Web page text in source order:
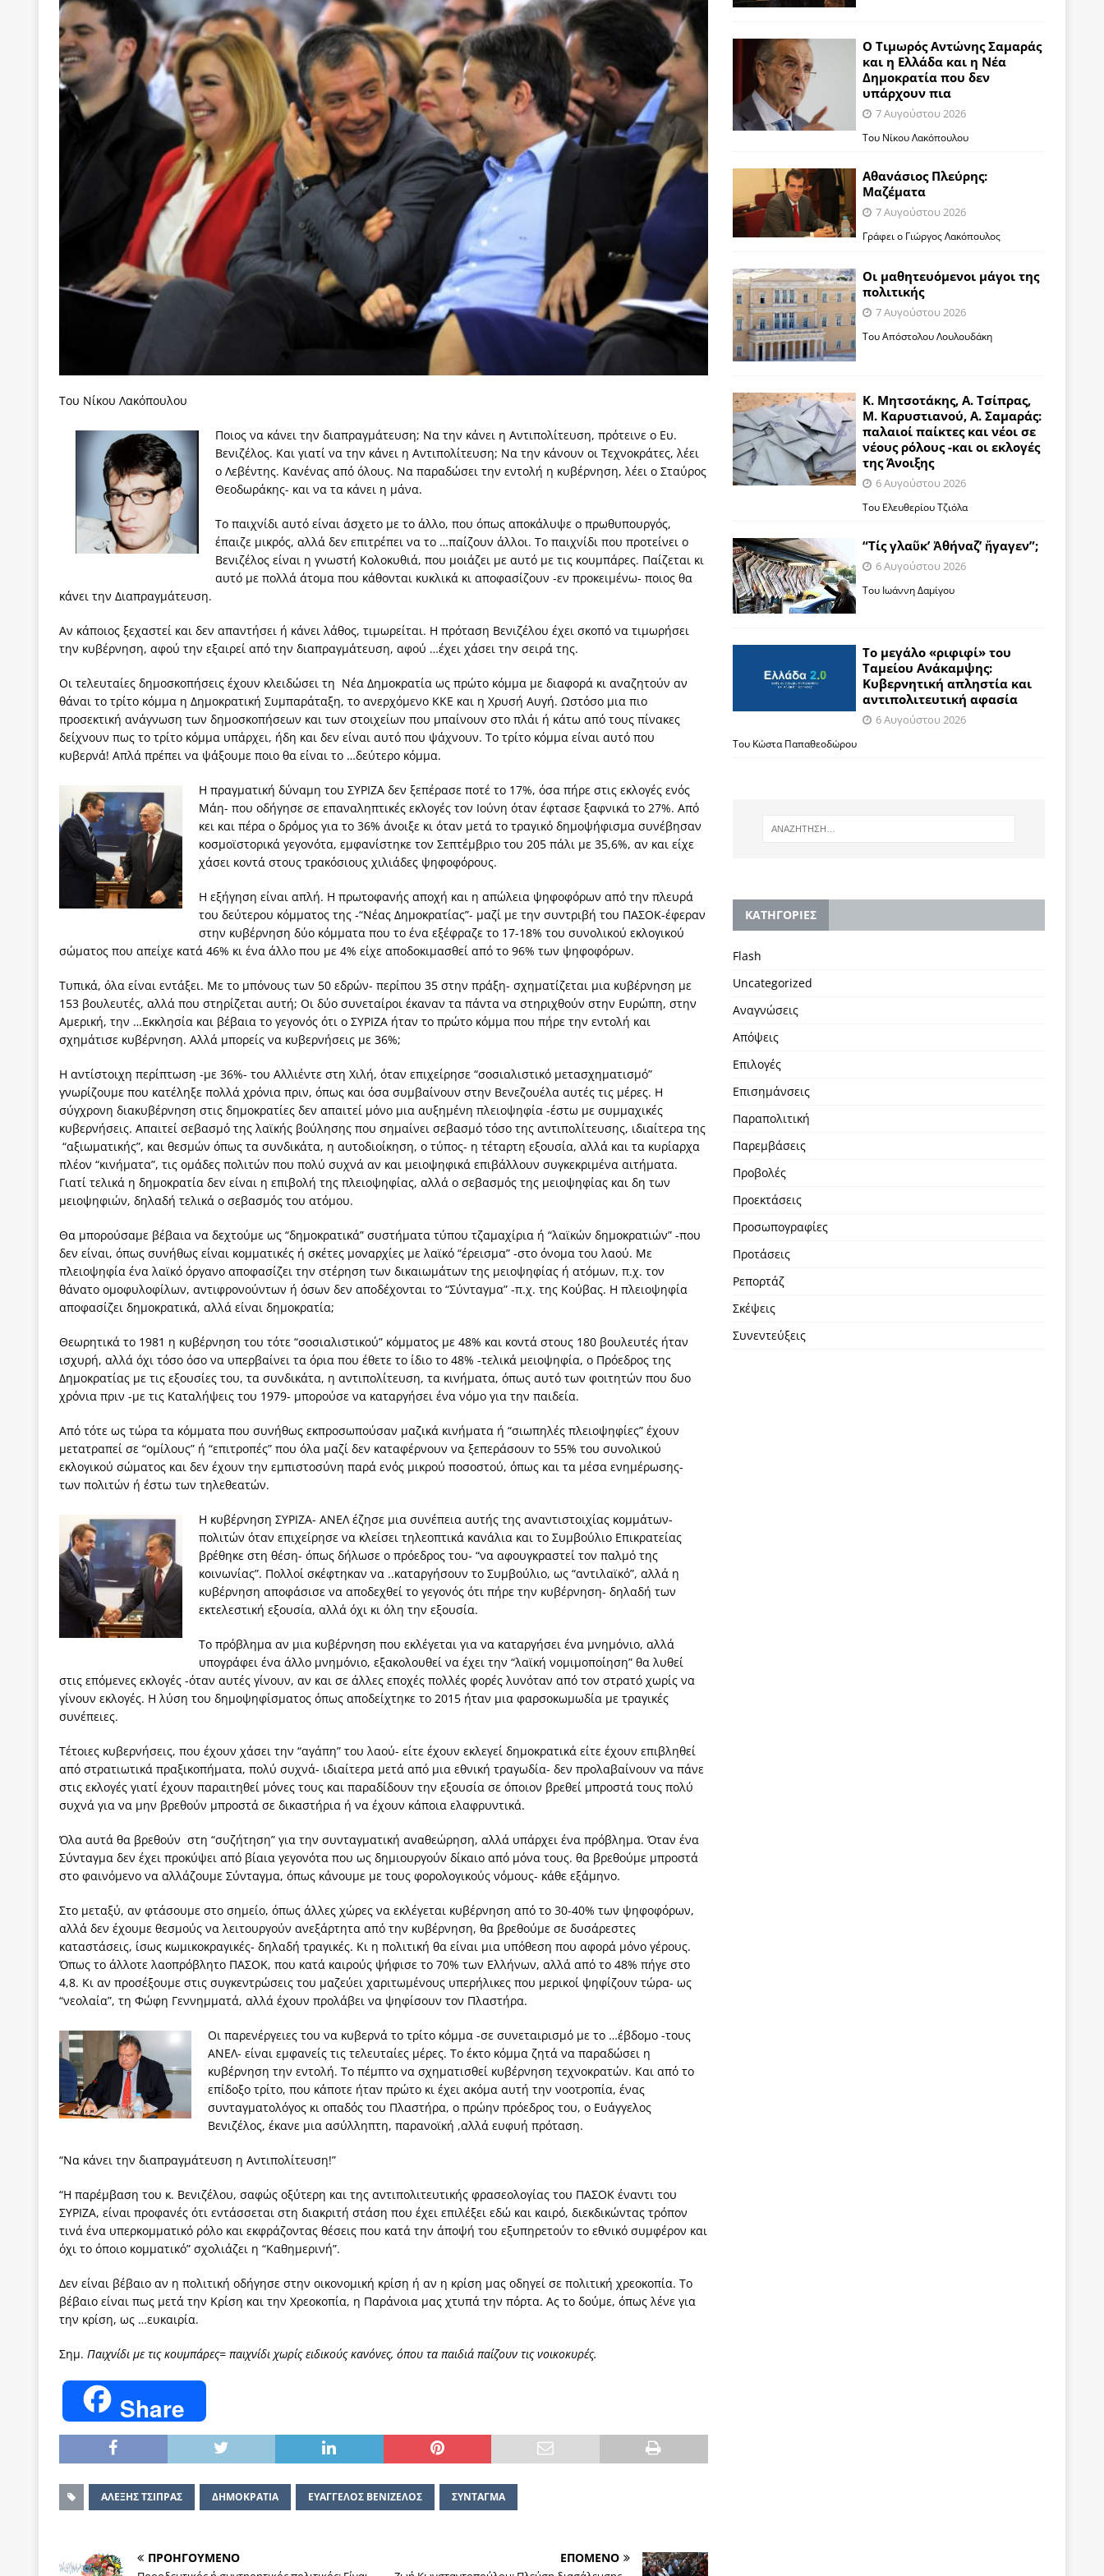
[ 22 Μαΐου 2020 ] Μακάριος Λαζαρίδης: Έργο!
ΠΡΟΣΩΠΟΓΡΑΦΙΕΣ
[ 7 Αυγούστου 2026 ] Μετά την επίσκεψη Γκουτέρες
ΠΑΡΕΜΒΑΣΕΙΣ
[ 7 Αυγούστου 2026 ] Ο Τιμωρός Αντώνης Σαμαράς και η Ελλάδα και η Νέα Δημοκρατία που δεν υπάρχουν πια
ΠΡΟΕΚΤΑΣΕΙΣ
[ 7 Αυγούστου 2026 ]
Αθανάσιος Πλεύρης: Μαζέματα
ΠΡΟΒΟΛΕΣ
[ 7 Αυγούστου 2026 ] Οι μαθητευόμενοι μάγοι της πολιτικής
ΑΠΟΨΕΙΣ
[ 6 Αυγούστου 2026 ] Κ. Μητσοτάκης, Α. Τσίπρας, Μ. Καρυστιανού, Α. Σαμαράς: παλαιοί παίκτες και νέοι σε νέους ρόλους
-και οι εκλογές της Άνοιξης
ΑΠΟΨΕΙΣ
[ 6 Αυγούστου 2026 ] “Τίς γλαῦκ’ Ἀθήναζ’ ἤγαγεν”;
ΑΠΟΨΕΙΣ
[ 6 Αυγούστου 2026 ]
Το μεγάλο «ριφιφί» του Ταμείου Ανάκαμψης: Κυβερνητική απληστία και αντιπολιτευτική αφασία
ΑΠΟΨΕΙΣ
[ 6 Αυγούστου 2026 ]
22 πρώην στελέχη της «Ελπίδας» καταγγέλουν “ένα συγκεντρωτικό μοντέλο αποφάσεων από
ελάχιστα πρόσωπα, με λογικές “αυλών”, μηχανισμών και παρασκηνιακών ανταγωνισμών”
ΣΚΕΨΕΙΣ
[ 6 Αυγούστου 2026 ] Σπρώχνουμε τη ζωή μας…
ΣΚΕΨΕΙΣ
[ 5 Αυγούστου 2026 ] Κυριάκος Μητσοτάκης: Αναλγησίες
ΠΡΟΒΟΛΕΣ
[ 4 Αυγούστου 2026 ] Θα ανήκεις όπου ανήκει το νερό
ΑΝΑΓΝΩΣΕΙΣ
[ 4 Αυγούστου 2026 ] Η γενεαλογία του φασισμού: από τον Αντιδιαφωτισμό στον ψηφιακό Κοινωνικό Δαρβινισμό
ΠΑΡΕΜΒΑΣΕΙΣ
[ 4 Αυγούστου 2026 ] Εφημερίδα «Εστία»: Όταν η δημοσιογραφία βάζει τα χέρια της και βγάζει τα μάτια της ΑΠΟΨΕΙΣ
Toυ Νίκου Λακόπουλου
Ποιος να κάνει την διαπραγμάτευση; Nα την κάνει η Αντιπολίτευση, πρότεινε ο Ευ.
Βενιζέλος. Και γιατί να την κάνει η Αντιπολίτευση; Nα την κάνουν οι Τεχνοκράτες, λέει
ο Λεβέντης. Κανένας από όλους. Να παραδώσει την εντολή η κυβέρνηση, λέει ο Σταύρος
Θεοδωράκης- και να τα κάνει η μάνα.
Το παιχνίδι αυτό είναι άσχετο με το άλλο, που όπως αποκάλυψε ο πρωθυπουργός,
έπαιζε μικρός, αλλά δεν επιτρέπει να το …παίζουν άλλοι. Το παιχνίδι που προτείνει ο
Βενιζέλος είναι η γνωστή Κολοκυθιά, που μοιάζει με αυτό με τις κουμπάρες. Παίζεται κι
αυτό με πολλά άτομα που κάθονται κυκλικά κι αποφασίζουν -εν προκειμένω- ποιος θα
κάνει την Διαπραγμάτευση.
Αν κάποιος ξεχαστεί και δεν απαντήσει ή κάνει λάθος, τιμωρείται. Η πρόταση Βενιζέλου έχει σκοπό να τιμωρήσει
την κυβέρνηση, αφού την εξαιρεί από την διαπραγμάτευση, αφού …έχει χάσει την σειρά της.
Οι τελευταίες δημοσκοπήσεις έχουν κλειδώσει τη Νέα Δημοκρατία ως πρώτο κόμμα με διαφορά κι αναζητούν αν
θάναι το τρίτο κόμμα η Δημοκρατική Συμπαράταξη, το ανερχόμενο ΚΚΕ και η Χρυσή Αυγή. Ωστόσο μια πιο
προσεκτική ανάγνωση των δημοσκοπήσεων και των στοιχείων που μπαίνουν στο πλάι ή κάτω από τους πίνακες
δείχνουν πως το τρίτο κόμμα υπάρχει, ήδη και δεν είναι αυτό που ψάχνουν. Το τρίτο κόμμα είναι αυτό που
κυβερνά! Απλά πρέπει να ψάξουμε ποιο θα είναι το …δεύτερο κόμμα.
Η πραγματική δύναμη του ΣΥΡΙΖΑ δεν ξεπέρασε ποτέ το 17%, όσα πήρε στις εκλογές ενός
Μάη- που οδήγησε σε επαναληπτικές εκλογές τον Ιούνη όταν έφτασε ξαφνικά το 27%. Από
κει και πέρα ο δρόμος για το 36% άνοιξε κι όταν μετά το τραγικό δημοψήφισμα συνέβησαν
κοσμοϊστορικά γεγονότα, εμφανίστηκε τον Σεπτέμβριο του 205 πάλι με 35,6%, αν και είχε
χάσει κοντά στους τρακόσιους χιλιάδες ψηφοφόρους.
Η εξήγηση είναι απλή. Η πρωτοφανής αποχή και η απώλεια ψηφοφόρων από την πλευρά
του δεύτερου κόμματος της -“Νέας Δημοκρατίας”- μαζί με την συντριβή του ΠΑΣΟΚ-έφεραν
στην κυβέρνηση δύο κόμματα που το ένα εξέφραζε το 17-18% του συνολικού εκλογικού
σώματος που απείχε κατά 46% κι ένα άλλο που με 4% είχε αποδοκιμασθεί από το 96% των ψηφοφόρων.
Τυπικά, όλα είναι εντάξει. Με το μπόνους των 50 εδρών- περίπου 35 στην πράξη- σχηματίζεται μια κυβέρνηση με
153 βουλευτές, αλλά που στηρίζεται αυτή; Oι δύο συνεταίροι έκαναν τα πάντα να στηριχθούν στην Ευρώπη, στην
Αμερική, την …Εκκλησία και βέβαια το γεγονός ότι ο ΣΥΡΙΖΑ ήταν το πρώτο κόμμα που πήρε την εντολή και
σχημάτισε κυβέρνηση. Αλλά μπορείς να κυβερνήσεις με 36%;
H αντίστοιχη περίπτωση -με 36%- του Αλλιέντε στη Χιλή, όταν επιχείρησε “σοσιαλιστικό μετασχηματισμό”
γνωρίζουμε που κατέληξε πολλά χρόνια πριν, όπως και όσα συμβαίνουν στην Βενεζουέλα αυτές τις μέρες. Η
σύγχρονη διακυβέρνηση στις δημοκρατίες δεν απαιτεί μόνο μια αυξημένη πλειοψηφία -έστω με συμμαχικές
κυβερνήσεις. Απαιτεί σεβασμό της λαϊκής βούλησης που σημαίνει σεβασμό τόσο της αντιπολίτευσης, ιδιαίτερα της
“αξιωματικής”, και θεσμών όπως τα συνδικάτα, η αυτοδιοίκηση, ο τύπος- η τέταρτη εξουσία, αλλά και τα κυρίαρχα
πλέον “κινήματα”, τις ομάδες πολιτών που πολύ συχνά αν και μειοψηφικά επιβάλλουν συγκεκριμένα αιτήματα.
Γιατί τελικά η δημοκρατία δεν είναι η επιβολή της πλειοψηφίας, αλλά ο σεβασμός της μειοψηφίας και δη των
μειοψηφιών, δηλαδή τελικά ο σεβασμός του ατόμου.
Θα μπορούσαμε βέβαια να δεχτούμε ως “δημοκρατικά” συστήματα τύπου τζαμαχίρια ή “λαϊκών δημοκρατιών” -που
δεν είναι, όπως συνήθως είναι κομματικές ή σκέτες μοναρχίες με λαϊκό “έρεισμα” -στο όνομα του λαού. Με
πλειοψηφία ένα λαϊκό όργανο αποφασίζει την στέρηση των δικαιωμάτων της μειοψηφίας ή ατόμων, π.χ. τον
θάνατο ομοφυλοφίλων, αντιφρονούντων ή όσων δεν αποδέχονται το “Σύνταγμα” -π.χ. της Κούβας. Η πλειοψηφία
αποφασίζει δημοκρατικά, αλλά είναι δημοκρατία;
Θεωρητικά το 1981 η κυβέρνηση του τότε “σοσιαλιστικού” κόμματος με 48% και κοντά στους 180 βουλευτές ήταν
ισχυρή, αλλά όχι τόσο όσο να υπερβαίνει τα όρια που έθετε το ίδιο το 48% -τελικά μειοψηφία, ο Πρόεδρος της
Δημοκρατίας με τις εξουσίες του, τα συνδικάτα, η αντιπολίτευση, τα κινήματα, όπως αυτό των φοιτητών που δυο
χρόνια πριν -με τις Καταλήψεις του 1979- μπορούσε να καταργήσει ένα νόμο για την παιδεία.
Από τότε ως τώρα τα κόμματα που συνήθως εκπροσωπούσαν μαζικά κινήματα ή “σιωπηλές πλειοψηφίες” έχουν
μετατραπεί σε “ομίλους” ή “επιτροπές” που όλα μαζί δεν καταφέρνουν να ξεπεράσουν το 55% του συνολικού
εκλογικού σώματος και δεν έχουν την εμπιστοσύνη παρά ενός μικρού ποσοστού, όπως και τα μέσα ενημέρωσης-
των πολιτών ή έστω των τηλεθεατών.
Η κυβέρνηση ΣΥΡΙΖΑ- ΑΝΕΛ έζησε μια συνέπεια αυτής της αναντιστοιχίας κομμάτων-
πολιτών όταν επιχείρησε να κλείσει τηλεοπτικά κανάλια και το Συμβούλιο Επικρατείας
βρέθηκε στη θέση- όπως δήλωσε ο πρόεδρος του- “να αφουγκραστεί τον παλμό της
κοινωνίας”. Πολλοί σκέφτηκαν να ..καταργήσουν το Συμβούλιο, ως “αντιλαϊκό”, αλλά η
κυβέρνηση αποφάσισε να αποδεχθεί το γεγονός ότι πήρε την κυβέρνηση- δηλαδή των
εκτελεστική εξουσία, αλλά όχι κι όλη την εξουσία.
Το πρόβλημα αν μια κυβέρνηση που εκλέγεται για να καταργήσει ένα μνημόνιο, αλλά
υπογράφει ένα άλλο μνημόνιο, εξακολουθεί να έχει την “λαϊκή νομιμοποίηση” θα λυθεί
στις επόμενες εκλογές -όταν αυτές γίνουν, αν και σε άλλες εποχές πολλές φορές λυνόταν από τον στρατό χωρίς να
γίνουν εκλογές. Η λύση του δημοψηφίσματος όπως αποδείχτηκε το 2015 ήταν μια φαρσοκωμωδία με τραγικές
συνέπειες.
Τέτοιες κυβερνήσεις, που έχουν χάσει την “αγάπη” του λαού- είτε έχουν εκλεγεί δημοκρατικά είτε έχουν επιβληθεί
από στρατιωτικά πραξικοπήματα, πολύ συχνά- ιδιαίτερα μετά από μια εθνική τραγωδία- δεν προλαβαίνουν να πάνε
στις εκλογές γιατί έχουν παραιτηθεί μόνες τους και παραδίδουν την εξουσία σε όποιον βρεθεί μπροστά τους πολύ
συχνά για να μην βρεθούν μπροστά σε δικαστήρια ή να έχουν κάποια ελαφρυντικά.
Όλα αυτά θα βρεθούν στη “συζήτηση” για την συνταγματική αναθεώρηση, αλλά υπάρχει ένα πρόβλημα. Όταν ένα
Σύνταγμα δεν έχει προκύψει από βίαια γεγονότα που ως δημιουργούν δίκαιο από μόνα τους. θα βρεθούμε μπροστά
στο φαινόμενο να αλλάζουμε Σύνταγμα, όπως κάνουμε με τους φορολογικούς νόμους- κάθε εξάμηνο.
Στο μεταξύ, αν φτάσουμε στο σημείο, όπως άλλες χώρες να εκλέγεται κυβέρνηση από το 30-40% των ψηφοφόρων,
αλλά δεν έχουμε θεσμούς να λειτουργούν ανεξάρτητα από την κυβέρνηση, θα βρεθούμε σε δυσάρεστες
καταστάσεις, ίσως κωμικοκραγικές- δηλαδή τραγικές. Κι η πολιτική θα είναι μια υπόθεση που αφορά μόνο γέρους.
Όπως το άλλοτε λαοπρόβλητο ΠΑΣΟΚ, που κατά καιρούς ψήφισε το 70% των Ελλήνων, αλλά από το 48% πήγε στο
4,8. Κι αν προσέξουμε στις συγκεντρώσεις του μαζεύει χαριτωμένους υπερήλικες που μερικοί ψηφίζουν τώρα- ως
“νεολαία”, τη Φώφη Γεννημματά, αλλά έχουν προλάβει να ψηφίσουν τον Πλαστήρα.
Οι παρενέργειες του να κυβερνά το τρίτο κόμμα -σε συνεταιρισμό με το …έβδομο -τους
ΑΝΕΛ- είναι εμφανείς τις τελευταίες μέρες. Το έκτο κόμμα ζητά να παραδώσει η
κυβέρνηση την εντολή. Το πέμπτο να σχηματισθεί κυβέρνηση τεχνοκρατών. Και από το
επίδοξο τρίτο, που κάποτε ήταν πρώτο κι έχει ακόμα αυτή την νοοτροπία, ένας
συνταγματολόγος κι οπαδός του Πλαστήρα, ο πρώην πρόεδρος του, ο Ευάγγελος
Βενιζέλος, έκανε μια ασύλληπτη, παρανοϊκή ,αλλά ευφυή πρόταση.
“Να κάνει την διαπραγμάτευση η Αντιπολίτευση!”
“Η παρέμβαση του κ. Βενιζέλου, σαφώς οξύτερη και της αντιπολιτευτικής φρασεολογίας του ΠΑΣΟΚ έναντι του
ΣΥΡΙΖΑ, είναι προφανές ότι εντάσσεται στη διακριτή στάση που έχει επιλέξει εδώ και καιρό, διεκδικώντας τρόπον
τινά ένα υπερκομματικό ρόλο και εκφράζοντας θέσεις που κατά την άποψή του εξυπηρετούν το εθνικό συμφέρον και
όχι το όποιο κομματικό” σχολιάζει η “Καθημερινή”.
Δεν είναι βέβαιο αν η πολιτική οδήγησε στην οικονομική κρίση ή αν η κρίση μας οδηγεί σε πολιτική χρεοκοπία. Το
βέβαιο είναι πως μετά την Κρίση και την Χρεοκοπία, η Παράνοια μας χτυπά την πόρτα. Ας το δούμε, όπως λένε για
την κρίση, ως …ευκαιρία.
Σημ. Παιχνίδι με τις κουμπάρες= παιχνίδι χωρίς ειδικούς κανόνες, όπου τα παιδιά παίζουν τις νοικοκυρές.
Share
ΑΛΕΞΗΣ ΤΣΙΠΡΑΣ ΔΗΜΟΚΡΑΤΙΑ ΕΥΑΓΓΕΛΟΣ ΒΕΝΙΖΕΛΟΣ ΣΥΝΤΑΓΜΑ
ΠΡΟΗΓΟΥΜΕΝΟ ΕΠΟΜΕΝΟ
Ο Τιμωρός Αντώνης Σαμαράς
και η Ελλάδα και η Νέα
Δημοκρατία που δεν
υπάρχουν πια
7 Αυγούστου 2026
Του Νίκου Λακόπουλου
Αθανάσιος Πλεύρης:
Μαζέματα
7 Αυγούστου 2026
Γράφει ο Γιώργος Λακόπουλος
Οι μαθητευόμενοι μάγοι της
πολιτικής
7 Αυγούστου 2026
Του Απόστολου Λουλουδάκη
Κ. Μητσοτάκης, Α. Τσίπρας,
Μ. Καρυστιανού, Α. Σαμαράς:
παλαιοί παίκτες και νέοι σε
νέους ρόλους -και οι εκλογές
της Άνοιξης
6 Αυγούστου 2026
Του Ελευθερίου Τζιόλα
“Τίς γλαῦκ’ Ἀθήναζ’ ἤγαγεν”;
6 Αυγούστου 2026
Του Ιωάννη Δαμίγου
Το μεγάλο «ριφιφί» του
Ταμείου Ανάκαμψης:
Κυβερνητική απληστία και
αντιπολιτευτική αφασία
6 Αυγούστου 2026
Του Κώστα Παπαθεοδώρου
KΑΤΗΓΟΡΙΕΣ
Flash
Uncategorized
Αναγνώσεις
Απόψεις
Επιλογές
Επισημάνσεις
Παραπολιτική
Παρεμβάσεις
Προβολές
Προεκτάσεις
Προσωπογραφίες
Προτάσεις
Ρεπορτάζ
Σκέψεις
Συνεντεύξεις